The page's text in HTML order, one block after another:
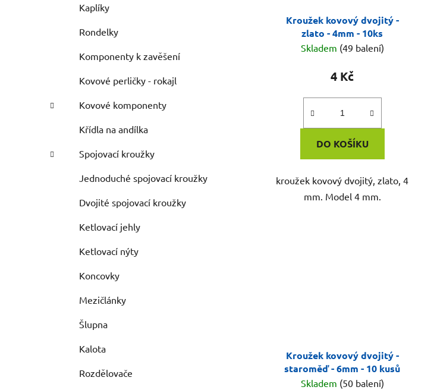
Kaplíky
Rondelky
Komponenty k zavěšení
Kovové perličky - rokajl
Kovové komponenty
Křídla na andílka
Spojovací kroužky
Jednoduché spojovací kroužky
Dvojité spojovací kroužky
Ketlovací jehly
Ketlovací nýty
Koncovky
Mezičlánky
Šlupna
Kalota
Rozdělovače
Kroužek kovový dvojitý -
zlato - 4mm - 10ks
Skladem (49 balení)
4 Kč
DO KOŠÍKU
kroužek kovový dvojitý, zlato, 4
mm. Model 4 mm.
Kroužek kovový dvojitý -
staroměď - 6mm - 10 kusů
Skladem (50 balení)